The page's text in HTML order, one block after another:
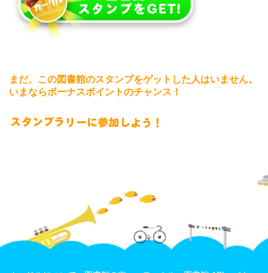
まだ、この図書館のスタンプをゲットした人はいません。
いまならボーナスポイントのチャンス！